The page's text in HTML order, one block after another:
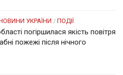
УКРАЇНИ / ПОДІЇ
погіршилася якість повітря
пожежі після нічного